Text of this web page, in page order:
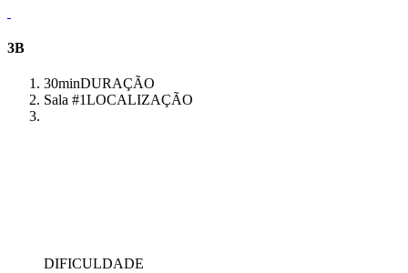
3B
30minDURAÇÃO
Sala #1LOCALIZAÇÃO
DIFICULDADE